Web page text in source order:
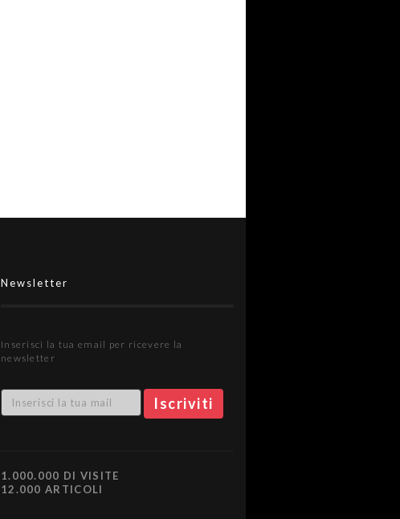
Newsletter
Inserisci la tua email per ricevere la
newsletter
1.000.000 DI VISITE
12.000 ARTICOLI